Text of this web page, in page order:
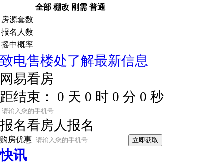
全部 棚改 刚需 普通
房源套数
报名人数
摇中概率
致电售楼处了解最新信息
网易看房
距结束：
0 天 0 时 0 分 0 秒
报名看房人报名
购房优惠 立即获取
快讯